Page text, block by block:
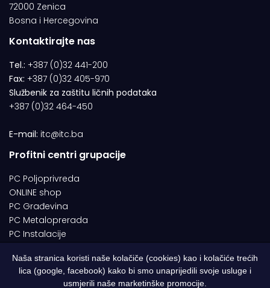
72000 Zenica
Bosna i Hercegovina
Kontaktirajte nas
Tel.: +387 (0)32 441-200
Fax: +387 (0)32 405-970
Službenik za zaštitu ličnih podataka
+387 (0)32 464-450
E-mail: itc@itc.ba
Profitni centri grupacije
PC Poljoprivreda
ONLINE shop
PC Građevina
PC Metaloprerada
PC Instalacije
© 1994-2026 | ITC d.o.o. Zenica. Sva prava pridržana | Designed by
Naša stranica koristi naše kolačiče (cookies) kao i kolačiće trećih
lica (google, facebook) kako bi smo unaprijedili svoje usluge i
usmjerili naše marketinške promocije.